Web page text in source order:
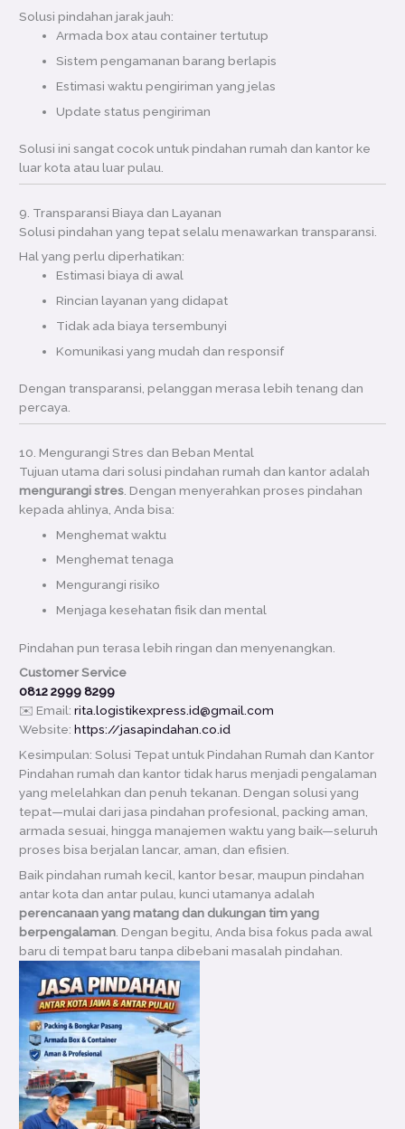
Solusi pindahan jarak jauh:
Armada box atau container tertutup
Sistem pengamanan barang berlapis
Estimasi waktu pengiriman yang jelas
Update status pengiriman
Solusi ini sangat cocok untuk pindahan rumah dan kantor ke
luar kota atau luar pulau.
9. Transparansi Biaya dan Layanan
Solusi pindahan yang tepat selalu menawarkan transparansi.
Hal yang perlu diperhatikan:
Estimasi biaya di awal
Rincian layanan yang didapat
Tidak ada biaya tersembunyi
Komunikasi yang mudah dan responsif
Dengan transparansi, pelanggan merasa lebih tenang dan
percaya.
10. Mengurangi Stres dan Beban Mental
Tujuan utama dari solusi pindahan rumah dan kantor adalah
mengurangi stres . Dengan menyerahkan proses pindahan
kepada ahlinya, Anda bisa:
Menghemat waktu
Menghemat tenaga
Mengurangi risiko
Menjaga kesehatan fisik dan mental
Pindahan pun terasa lebih ringan dan menyenangkan.
Customer Service
0812 2999 8299
✉️ Email:rita.logistikexpress.id@gmail.com
Website:https://jasapindahan.co.id
Kesimpulan: Solusi Tepat untuk Pindahan Rumah dan Kantor
Pindahan rumah dan kantor tidak harus menjadi pengalaman
yang melelahkan dan penuh tekanan. Dengan solusi yang
tepat—mulai dari jasa pindahan profesional, packing aman,
armada sesuai, hingga manajemen waktu yang baik—seluruh
proses bisa berjalan lancar, aman, dan efisien.
Baik pindahan rumah kecil, kantor besar, maupun pindahan
antar kota dan antar pulau, kunci utamanya adalah
perencanaan yang matang dan dukungan tim yang
berpengalaman . Dengan begitu, Anda bisa fokus pada awal
baru di tempat baru tanpa dibebani masalah pindahan.